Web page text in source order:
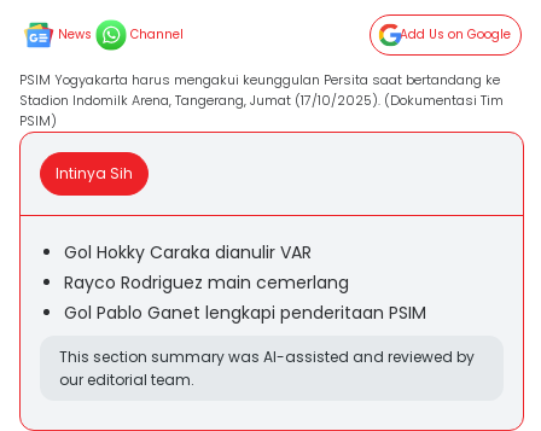
News Channel Add Us on Google
PSIM Yogyakarta harus mengakui keunggulan Persita saat bertandang ke
Stadion Indomilk Arena, Tangerang, Jumat (17/10/2025). (Dokumentasi Tim
PSIM)
Intinya Sih
Gol Hokky Caraka dianulir VAR
Rayco Rodriguez main cemerlang
Gol Pablo Ganet lengkapi penderitaan PSIM
This section summary was AI-assisted and reviewed by
our editorial team.